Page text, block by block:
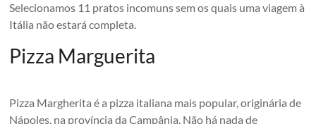
Selecionamos 11 pratos incomuns sem os quais uma viagem à
Itália não estará completa.
Pizza Marguerita
Pizza Margherita é a pizza italiana mais popular, originária de
Nápoles, na província da Campânia. Não há nada de